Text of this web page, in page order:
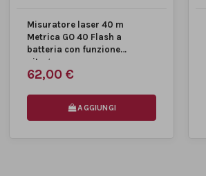
Misuratore laser 40 m
Metrica GO 40 Flash a
batteria con funzione
pitagora
62,00 €
AGGIUNGI